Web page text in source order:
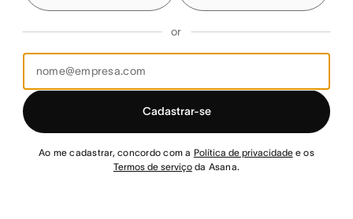
or
Cadastrar-se
Ao me cadastrar, concordo com a Política de privacidadee os
Termos de serviçoda Asana.